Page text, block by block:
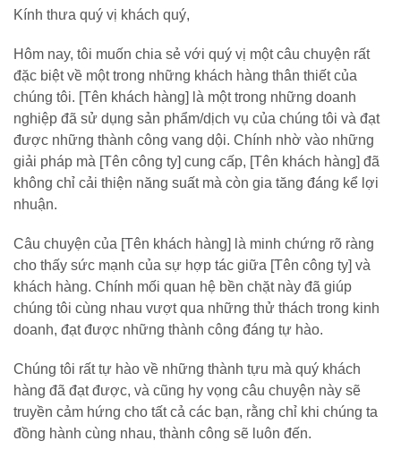
Kính thưa quý vị khách quý,
Hôm nay, tôi muốn chia sẻ với quý vị một câu chuyện rất
đặc biệt về một trong những khách hàng thân thiết của
chúng tôi. [Tên khách hàng] là một trong những doanh
nghiệp đã sử dụng sản phẩm/dịch vụ của chúng tôi và đạt
được những thành công vang dội. Chính nhờ vào những
giải pháp mà [Tên công ty] cung cấp, [Tên khách hàng] đã
không chỉ cải thiện năng suất mà còn gia tăng đáng kể lợi
nhuận.
Câu chuyện của [Tên khách hàng] là minh chứng rõ ràng
cho thấy sức mạnh của sự hợp tác giữa [Tên công ty] và
khách hàng. Chính mối quan hệ bền chặt này đã giúp
chúng tôi cùng nhau vượt qua những thử thách trong kinh
doanh, đạt được những thành công đáng tự hào.
Chúng tôi rất tự hào về những thành tựu mà quý khách
hàng đã đạt được, và cũng hy vọng câu chuyện này sẽ
truyền cảm hứng cho tất cả các bạn, rằng chỉ khi chúng ta
đồng hành cùng nhau, thành công sẽ luôn đến.